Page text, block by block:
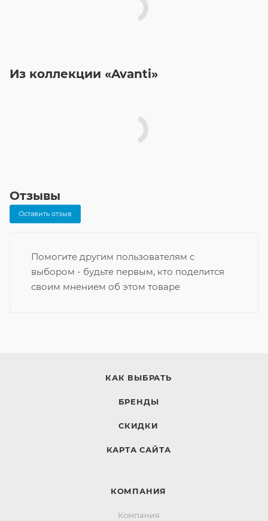
Из коллекции «Avanti»
Отзывы
Оставить отзыв
Помогите другим пользователям с
выбором - будьте первым, кто поделится
своим мнением об этом товаре
КАК ВЫБРАТЬ
БРЕНДЫ
СКИДКИ
КАРТА САЙТА
КОМПАНИЯ
Компания